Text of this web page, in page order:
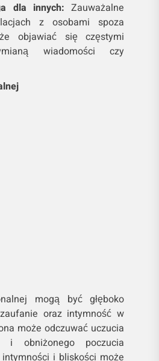
dla innych: Zauważalne
z osobami spoza
objawiać się częstymi
wiadomości czy
mogą być głęboko
oraz intymność w
może odczuwać uczucia
i obniżonego poczucia
i bliskości może